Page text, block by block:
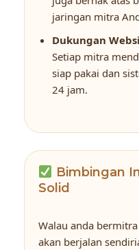
jaringan mitra
Dukungan
Setiap mitra
siap pakai dan
24 jam.
Bimbingan
Solid
Walau anda
akan berjalan